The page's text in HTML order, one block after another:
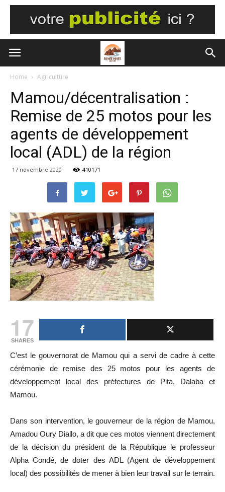
Home Agriculture
Mamou/décentralisation :
Remise de 25 motos pour les
agents de développement
local (ADL) de la région
17 novembre 2020 410171
17
SHARES
C’est le gouvernorat de Mamou qui a servi de cadre à cette
cérémonie de remise des 25 motos pour les agents de
développement local des préfectures de Pita, Dalaba et
Mamou.
Dans son intervention, le gouverneur de la région de Mamou,
Amadou Oury Diallo, a dit que ces motos viennent directement
de la décision du président de la République le professeur
Alpha Condé, de doter des ADL (Agent de développement
local) des possibilités de mener à bien leur travail sur le terrain.